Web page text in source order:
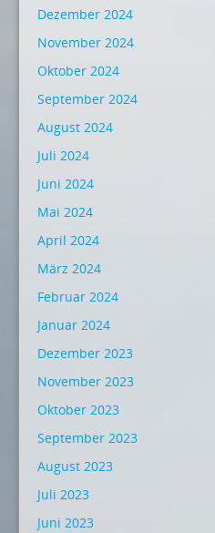
Dezember 2024
November 2024
Oktober 2024
September 2024
August 2024
Juli 2024
Juni 2024
Mai 2024
April 2024
März 2024
Februar 2024
Januar 2024
Dezember 2023
November 2023
Oktober 2023
September 2023
August 2023
Juli 2023
Juni 2023